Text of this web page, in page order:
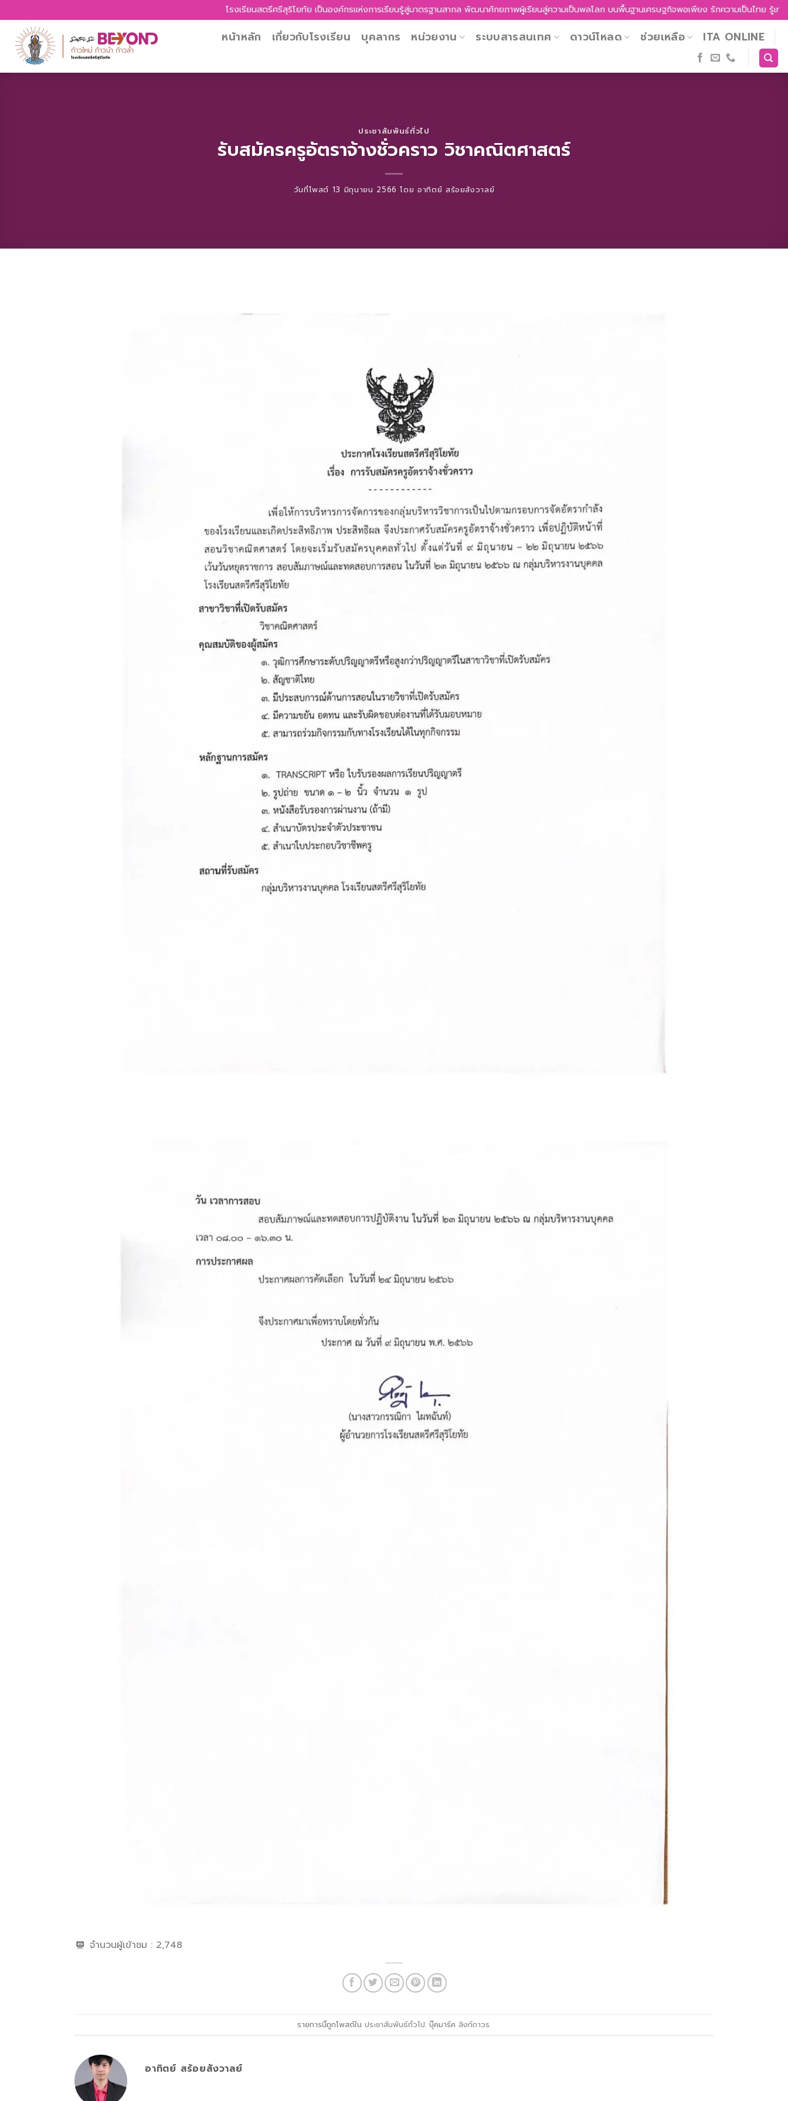
to
content
โรงเรียนสตรีศรีสุริโยทัย เป็นองค์กรแห่งการเรียนรู้สู่มาตรฐานสากล พัฒนาศักยภาพผู้เรียนสู่ความเป็นพลโลก บนพื้นฐานเศรษฐกิจพอเพียง รักความเป็นไทย รู้เท่าทันวิ
หน้าหลัก เกี่ยวกับโรงเรียน บุคลากร หน่วยงาน ระบบสารสนเทศ ดาวน์โหลด ช่วยเหลือ ITA ONLINE
ประชาสัมพันธ์ทั่วไป
รับสมัครครูอัตราจ้างชั่วคราว วิชาคณิตศาสตร์
วันที่โพสต์ 13 มิถุนายน 2566 โดยอาทิตย์ สร้อยสังวาลย์
จำนวนผู้เข้าชม : 2,748
รายการนี้ถูกโพสต์ใน ประชาสัมพันธ์ทั่วไป. บุ๊คมาร์ค ลิงก์ถาวร.
อาทิตย์ สร้อยสังวาลย์